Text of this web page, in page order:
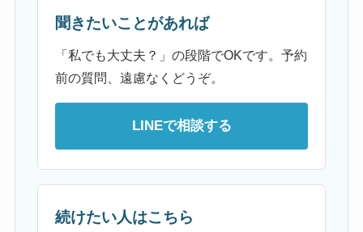
聞きたいことがあれば
「私でも大丈夫？」の段階でOKです。予約
前の質問、遠慮なくどうぞ。
LINEで相談する
続けたい人はこちら